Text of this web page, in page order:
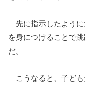
先に指示したよう
を身につけることで
だ。
こうなると、子ども